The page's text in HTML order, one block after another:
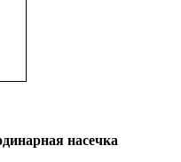
насечка